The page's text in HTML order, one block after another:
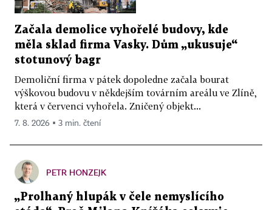
Začala demolice vyhořelé budovy, kde
měla sklad firma Vasky. Dům „ukusuje“
stotunový bagr
Demoliční firma v pátek dopoledne začala bourat
výškovou budovu v někdejším továrním areálu ve Zlíně,
která v červenci vyhořela. Zničený objekt...
7. 8. 2026 ▪ 3 min. čtení
PETR HONZEJK
„Prolhaný hlupák v čele nemyslícího